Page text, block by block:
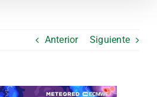
Anterior Siguiente